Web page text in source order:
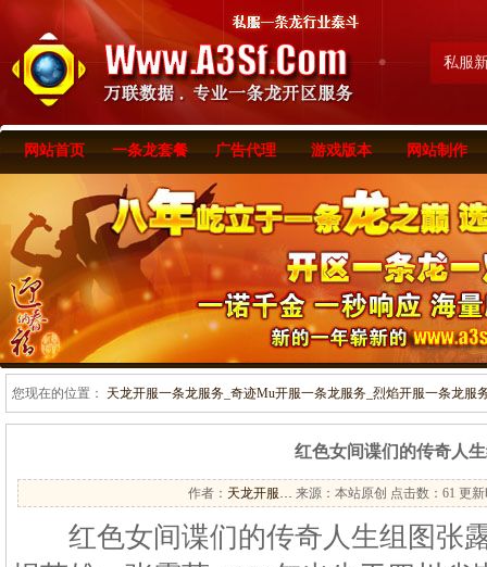
私服
网站首页 一条龙套餐 广告代理 游戏版本 网站制作
您现在的位置： 天龙开服一条龙服务_奇迹Mu开服一条龙服务_烈焰开服一条龙服
红色女间谍们的传奇人
作者： 天龙开服… 来源：本站原创 点击数： 61 更新
红色女间谍们的传奇人生组图张